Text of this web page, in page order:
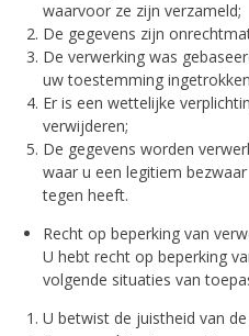
waarvoor ze zijn verzameld;
De gegevens zijn
De verwerking was
uw toestemming
Er is een wettelijke
verwijderen;
De gegevens worden
waar u een legitiem bezwaar
tegen heeft.
Recht op beperking van
U hebt recht op beperking
volgende situaties van
U betwist de juistheid van